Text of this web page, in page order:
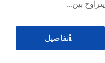
يتراوح بين...
تفاصيل